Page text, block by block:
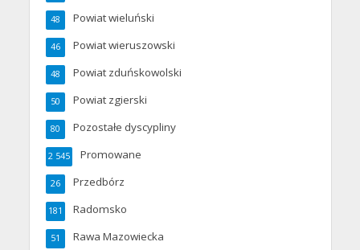
Powiat wieluński
48
Powiat wieruszowski
46
Powiat zduńskowolski
48
Powiat zgierski
50
Pozostałe dyscypliny
80
Promowane
2 545
Przedbórz
26
Radomsko
181
Rawa Mazowiecka
51